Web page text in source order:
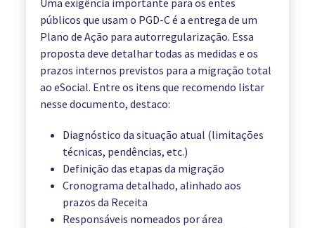
Uma exigência importante para os entes
públicos que usam o PGD-C é a entrega de um
Plano de Ação para autorregularização. Essa
proposta deve detalhar todas as medidas e os
prazos internos previstos para a migração total
ao eSocial. Entre os itens que recomendo listar
nesse documento, destaco:
Diagnóstico da situação atual (limitações
técnicas, pendências, etc.)
Definição das etapas da migração
Cronograma detalhado, alinhado aos
prazos da Receita
Responsáveis nomeados por área